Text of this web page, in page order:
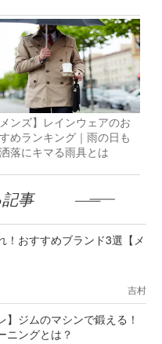
メンズ】レインウェアのお
めランキング｜雨の日も
落にキマる雨具とは
事
！おすすめブランド3選【メ
吉村
】ジムのマシンで鍛える！
ニングとは？